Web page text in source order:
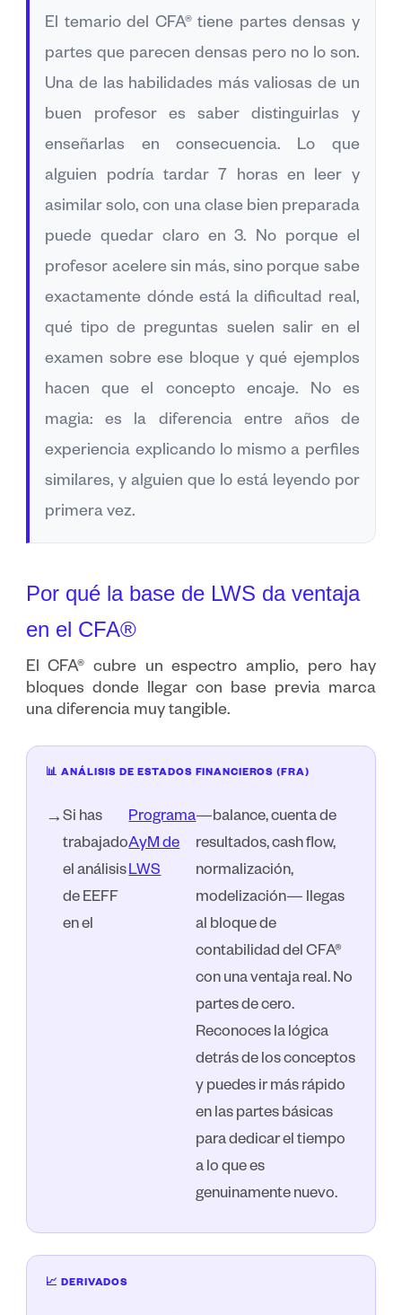
El temario del CFA® tiene partes densas y
partes que parecen densas pero no lo son.
Una de las habilidades más valiosas de un
buen profesor es saber distinguirlas y
enseñarlas en consecuencia. Lo que
alguien podría tardar 7 horas en leer y
asimilar solo, con una clase bien preparada
puede quedar claro en 3. No porque el
profesor acelere sin más, sino porque sabe
exactamente dónde está la dificultad real,
qué tipo de preguntas suelen salir en el
examen sobre ese bloque y qué ejemplos
hacen que el concepto encaje. No es
magia: es la diferencia entre años de
experiencia explicando lo mismo a perfiles
similares, y alguien que lo está leyendo por
primera vez.
Por qué la base de LWS da ventaja
en el CFA®
El CFA® cubre un espectro amplio, pero hay
bloques donde llegar con base previa marca
una diferencia muy tangible.
📊 ANÁLISIS DE ESTADOS FINANCIEROS (FRA)
→Si has
trabajado
el análisis
de EEFF
en el
Programa
AyM de
LWS
—balance, cuenta de
resultados, cash flow,
normalización,
modelización— llegas
al bloque de
contabilidad del CFA®
con una ventaja real. No
partes de cero.
Reconoces la lógica
detrás de los conceptos
y puedes ir más rápido
en las partes básicas
para dedicar el tiempo
a lo que es
genuinamente nuevo.
📈 DERIVADOS